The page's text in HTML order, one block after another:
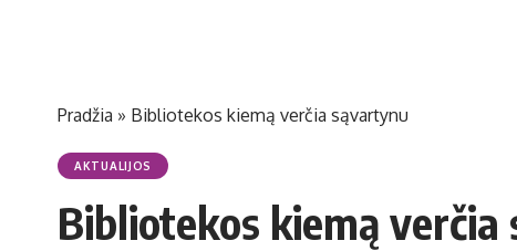
Pradžia » Bibliotekos kiemą verčia sąvartynu
AKTUALIJOS
Bibliotekos kiemą verčia